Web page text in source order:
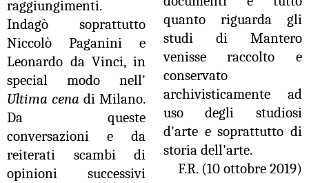
raggiungimenti.
Indagò soprattutto
Niccolò Paganini e
Leonardo da Vinci, in
special modo nell'
Ultima cena di Milano.
Da queste
conversazioni e da
reiterati scambi di
opinioni successivi
quanto riguarda gli
studi di Mantero
venisse raccolto e
conservato
archivisticamente ad
uso degli studiosi
d'arte e soprattutto di
storia dell'arte.
F.R. (10 ottobre 2019)